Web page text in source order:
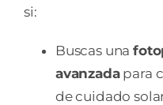
si:
Buscas una
avanzadapara
de cuidado